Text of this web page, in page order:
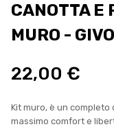
CANOTTA E
MURO -
22,00 €
Kit muro, è un
massimo comfort e